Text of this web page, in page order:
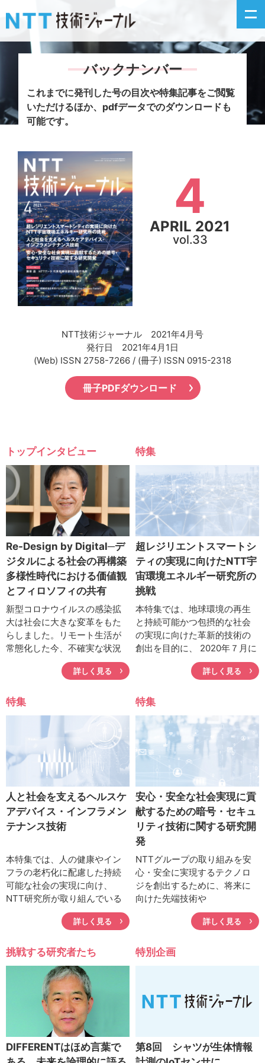
新着情報
掲載月毎記事
イベントカレンダー
問い合わせ
サイトマップ
バックナンバー
これまでに発刊した号の目次や特集記事をご閲覧
いただけるほか、 pdfデータでのダウンロードも
可能です。
4
APRIL 2021
vol.33
NTT技術ジャーナル 2021年4月号
発行日 2021年4月1日
(Web) ISSN 2758-7266 / (冊子) ISSN 0915-2318
冊子PDFダウンロード
トップインタビュー
Re-Design by Digital─デ
ジタルによる社会の再構築
多様性時代における価値観
とフィロソフィの共有
新型コロナウイルスの感染拡
大は社会に大きな変革をもた
らしました。リモート生活が
常態化した今、不確実な状況
に適応するサプライチェー
ン、安心・安全なデータ連
ンフラやセキュリティに期待
が高まります。より豊かで調
和のとれた社会の実現に貢献
することを企業理念に掲げる
NTTデータ。中期経営計画と
トップの心構えを藤原遠NTT
データ代表取締役副社長執行
役員に伺いました。
詳しく見る
特集
超レジリエントスマートシ
ティの実現に向けたNTT宇
宙環境エネルギー研究所の
挑戦
本特集では、地球環境の再生
と持続可能かつ包摂的な社会
の実現に向けた革新的技術の
創出を目的に、 2020年７月に
誕生したNTT宇宙環境エネル
ギー研究所のさまざまな取り
詳しく見る
特集
人と社会を支えるヘルスケ
アデバイス・インフラメン
テナンス技術
本特集では、人の健康やイン
フラの老朽化に配慮した持続
可能な社会の実現に向け、
NTT研究所が取り組んでいる
ヘルスケアデバイスやインフ
ラメンテナンス技術について
近の研究成果や最先端技術を
紹介する。
詳しく見る
特集
安心・安全な社会実現に貢
献するための暗号・セキュ
リティ技術に関する研究開
発
NTTグループの取り組みを安
心・安全に実現するテクノロ
ジを創出するために、将来に
向けた先端技術や
IOWN（Innovative Optical
and Wireless Network）の特
長期的なテーマの目的である
本特集では、NTTのセキュリ
詳しく見る
挑戦する研究者たち
DIFFERENTはほめ言葉で
特別企画
第8回 シャツが生体情報